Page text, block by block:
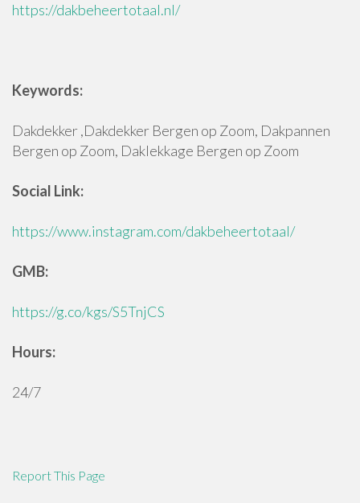
https://dakbeheertotaal.nl/
Keywords:
Dakdekker ,Dakdekker Bergen op Zoom, Dakpannen
Bergen op Zoom, Daklekkage Bergen op Zoom
Social Link:
https://www.instagram.com/dakbeheertotaal/
GMB:
https://g.co/kgs/S5TnjCS
Hours:
24/7
Report This Page